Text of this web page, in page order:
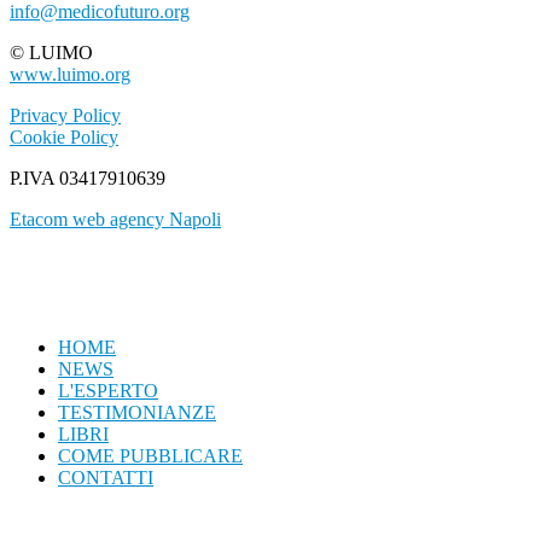
info@medicofuturo.org
© LUIMO
www.luimo.org
Privacy Policy
Cookie Policy
P.IVA 03417910639
Etacom web agency Napoli
HOME
NEWS
L'ESPERTO
TESTIMONIANZE
LIBRI
COME PUBBLICARE
CONTATTI